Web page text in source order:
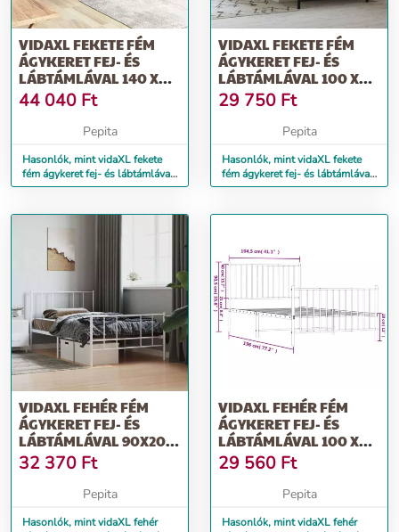
VIDAXL FEKETE FÉM
ÁGYKERET FEJ- ÉS
LÁBTÁMLÁVAL 140 X
200 CM
44 040 Ft
Pepita
Hasonlók, mint vidaXL fekete
fém ágykeret fej- és lábtámlával
140 x 200 cm
VIDAXL FEKETE FÉM
ÁGYKERET FEJ- ÉS
LÁBTÁMLÁVAL 100 X
200 CM
29 750 Ft
Pepita
Hasonlók, mint vidaXL fekete
fém ágykeret fej- és lábtámlával
100 x 200 cm
VIDAXL FEHÉR FÉM
ÁGYKERET FEJ- ÉS
LÁBTÁMLÁVAL 90X200
CM
32 370 Ft
Pepita
Hasonlók, mint vidaXL fehér
VIDAXL FEHÉR FÉM
ÁGYKERET FEJ- ÉS
LÁBTÁMLÁVAL 100 X
190 CM
29 560 Ft
Pepita
Hasonlók, mint vidaXL fehér